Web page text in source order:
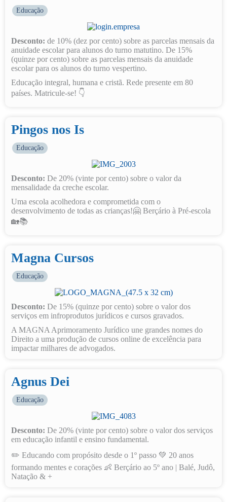
Educação
Desconto: de 10% (dez por cento) sobre as parcelas mensais da
anuidade escolar para alunos do turno matutino. De 15%
(quinze por cento) sobre as parcelas mensais da anuidade
escolar para os alunos do turno vespertino.
Educação integral, humana e cristã. Rede presente em 80
países. Matricule-se! 👇
Pingos nos Is
Educação
Desconto: De 20% (vinte por cento) sobre o valor da
mensalidade da creche escolar.
Uma escola acolhedora e comprometida com o
desenvolvimento de todas as crianças!🤗 Berçário à Pré-escola
🏡📚
Magna Cursos
Educação
Desconto: De 15% (quinze por cento) sobre o valor dos
serviços em infroprodutos jurídicos e cursos gravados.
A MAGNA Aprimoramento Jurídico une grandes nomes do
Direito a uma produção de cursos online de excelência para
impactar milhares de advogados.
Agnus Dei
Educação
Desconto: De 20% (vinte por cento) sobre o valor dos serviços
em educação infantil e ensino fundamental.
✏️ Educando com propósito desde o 1º passo 💚 20 anos
formando mentes e corações 👶 Berçário ao 5º ano | Balé, Judô,
Natação & +